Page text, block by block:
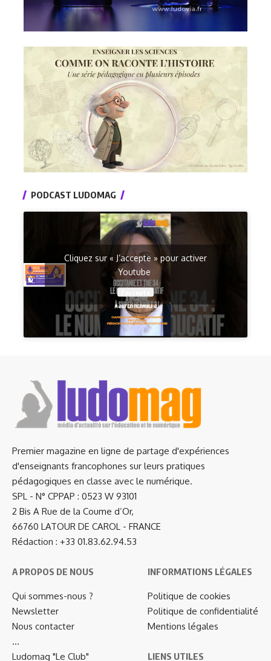
PODCAST LUDOMAG
Cliquez sur « J’accepte » pour activer
Youtube
Premier magazine en ligne de partage d'expériences
d'enseignants francophones sur leurs pratiques
pédagogiques en classe avec le numérique.
SPL - N° CPPAP : 0523 W 93101
2 Bis A Rue de la Coume d’Or,
66760 LATOUR DE CAROL - FRANCE
Rédaction : +33 01.83.62.94.53
A PROPOS DE NOUS
Qui sommes-nous ?
Newsletter
Nous contacter
…
Ludomag "Le Club"
INFORMATIONS LÉGALES
Politique de cookies
Politique de confidentialité
Mentions légales
LIENS UTILES